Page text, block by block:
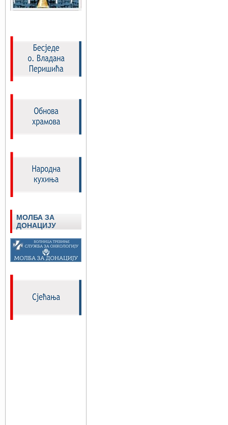
МОЛБА ЗА
ДОНАЦИЈУ